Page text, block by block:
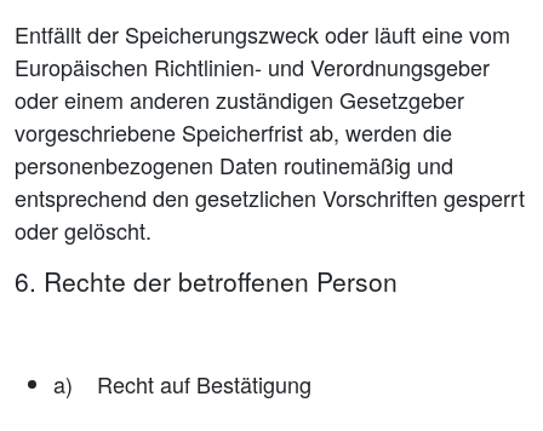
Entfällt der Speicherungszweck oder läuft eine vom
Europäischen Richtlinien- und Verordnungsgeber
oder einem anderen zuständigen Gesetzgeber
vorgeschriebene Speicherfrist ab, werden die
personenbezogenen Daten routinemäßig und
entsprechend den gesetzlichen Vorschriften gesperrt
oder gelöscht.
6. Rechte der betroffenen Person
a) Recht auf Bestätigung